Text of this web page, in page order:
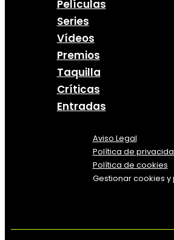
Películas
Series
Vídeos
Premios
Taquilla
Críticas
Entradas
Aviso Legal
Política de
Política de cookies
Gestionar cookies